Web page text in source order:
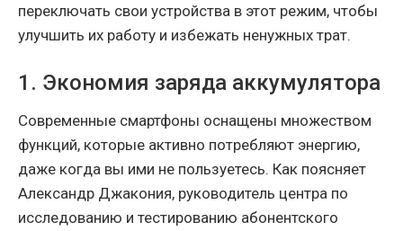
переключать свои устройства в этот режим, чтобы
улучшить их работу и избежать ненужных трат.
1. Экономия заряда аккумулятора
Современные смартфоны оснащены множеством
функций, которые активно потребляют энергию,
даже когда вы ими не пользуетесь. Как поясняет
Александр Джакония, руководитель центра по
исследованию и тестированию абонентского